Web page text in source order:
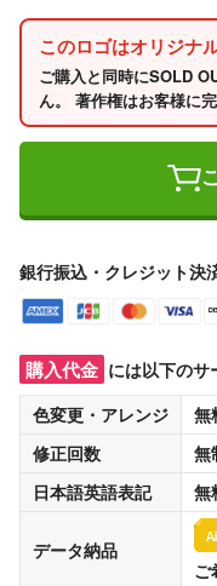
このロゴはオリジナ
ご購入と同時にSOLD
ん。 著作権はお客様に
銀行振込・クレジット決
購入代金 には以下のサ
色変更・アレンジ
無
修正回数
無
日本語英語表記
無
データ納品
ご